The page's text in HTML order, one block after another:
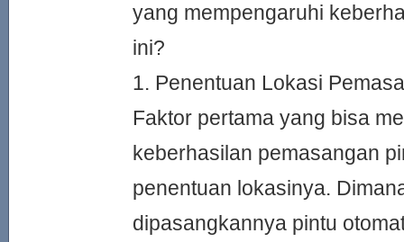
yang mempengaruhi
ini?
1. Penentuan Lokasi
Faktor pertama yang bisa
keberhasilan pemasangan
penentuan lokasinya.
dipasangkannya pintu